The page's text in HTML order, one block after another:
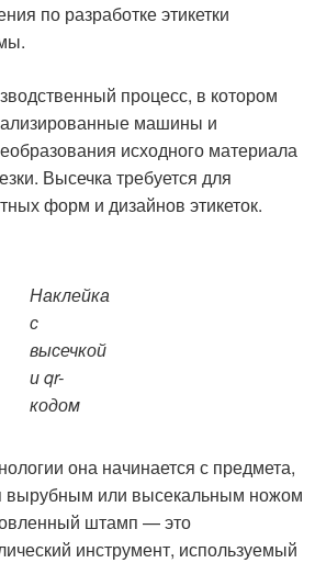
по разработке этикетки
процесс, в котором
машины и
исходного материала
Высечка требуется для
форм и дизайнов этикеток.
Наклейка
с
высечкой
и qr-
кодом
она начинается с предмета,
вырубным или высекальным ножом
штамп — это
инструмент, используемый